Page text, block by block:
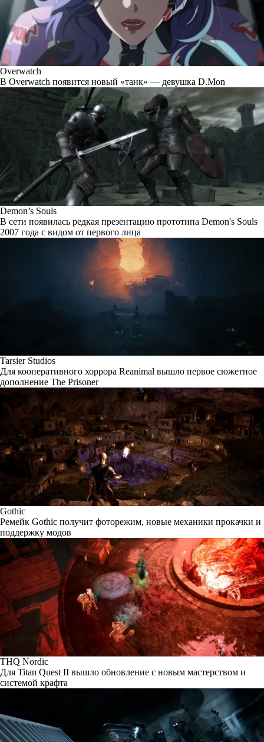
Overwatch
В Overwatch появится новый «танк» — девушка D.Mon
Demon’s Souls
В сети появилась редкая презентацию прототипа Demon's Souls
2007 года с видом от первого лица
Tarsier Studios
Для кооперативного хоррора Reanimal вышло первое сюжетное
дополнение The Prisoner
Gothic
Ремейк Gothic получит фоторежим, новые механики прокачки и
поддержку модов
THQ Nordic
Для Titan Quest II вышло обновление с новым мастерством и
системой крафта